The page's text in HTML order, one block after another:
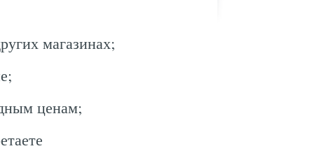
магазинах;
ценам;